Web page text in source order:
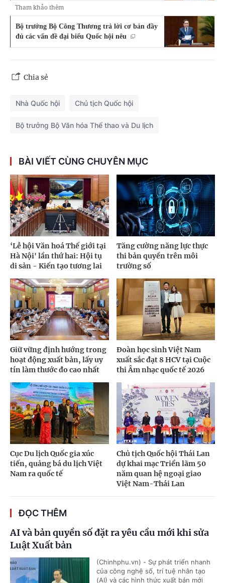
Tham khảo thêm
Bộ trưởng Bộ Công Thương trả lời cơ bản đầy
đủ các vấn đề đại biểu Quốc hội nêu
Chia sẻ
Nhà Quốc hội Chủ tịch Quốc hội
Bộ trưởng Bộ Văn hóa Thể thao và Du lịch
BÀI VIẾT CÙNG CHUYÊN MỤC
‘Lễ hội Văn hoá Thế giới tại
Hà Nội' lần thứ hai: Hội tụ
di sản - Kiến tạo tương lai
Tăng cường năng lực thực
thi bản quyền trên môi
trường số
Giữ vững định hướng trong
hoạt động xuất bản, lấy uy
tín làm thước đo cao nhất
Đoàn học sinh Việt Nam
xuất sắc đạt 8 HCV tại Cuộc
thi Âm nhạc quốc tế 2026
Cục Du lịch Quốc gia xúc
tiến, quảng bá du lịch Việt
Nam ra quốc tế
Chủ tịch Quốc hội Thái Lan
dự khai mạc Triển lãm 50
năm quan hệ ngoại giao
Việt Nam-Thái Lan
ĐỌC THÊM
AI và bản quyền số đặt ra yêu cầu mới khi sửa
Luật Xuất bản
(Chinhphu.vn) - Sự phát triển nhanh
của công nghệ số, trí tuệ nhân tạo
(AI) và các hình thức xuất bản mới